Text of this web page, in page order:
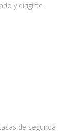
y dirigirte
de segunda